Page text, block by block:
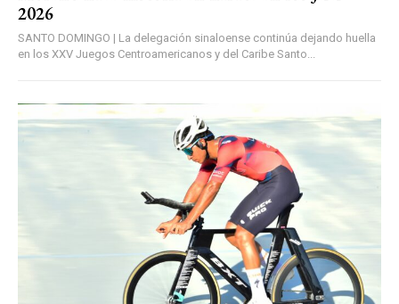
2026
SANTO DOMINGO | La delegación sinaloense continúa dejando huella
en los XXV Juegos Centroamericanos y del Caribe Santo...